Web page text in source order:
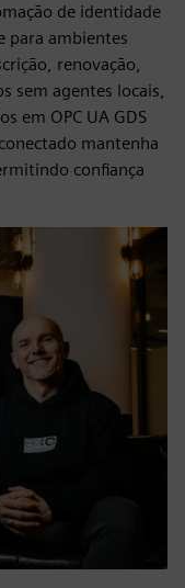
de identidade
para ambientes
renovação,
sem agentes locais,
em OPC UA GDS
mantenha
confiança